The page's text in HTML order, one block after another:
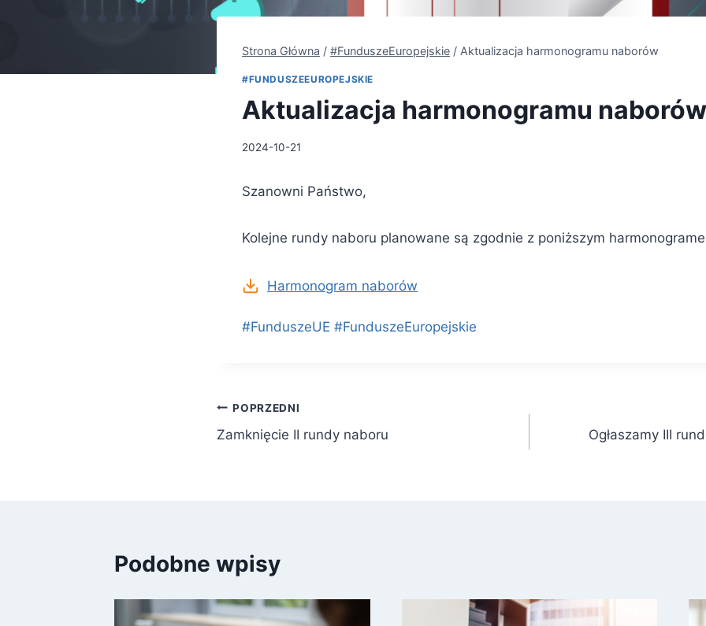
Strona Główna / #FunduszeEuropejskie / Aktualizacja harmonogramu naborów
#FUNDUSZEEUROPEJSKIE
Aktualizacja harmonogramu naborów
2024-10-21
Szanowni Państwo,
Kolejne rundy naboru planowane są zgodnie z poniższym
Harmonogram naborów
#FunduszeUE #FunduszeEuropejskie
Nawigacja
wpisu
POPRZEDNI
Zamknięcie II rundy naboru Ogłaszamy III
Podobne wpisy